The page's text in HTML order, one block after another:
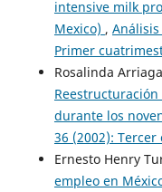
intensive milk
Mexico) , Análisis
Primer
Rosalinda
durante los
36 (2002):
Ernesto Henry
empleo en